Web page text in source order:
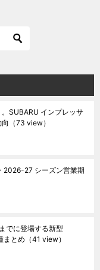
SUBARU インプレッサ
（73 view）
2026-27 シーズン営業期
でに登場する新型
まとめ （41 view）